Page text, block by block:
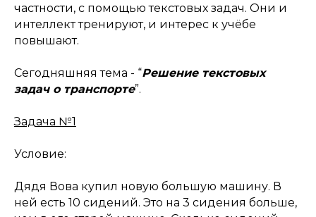
частности, с помощью текстовых задач. Они и
интеллект тренируют, и интерес к учёбе
повышают.
Сегодняшняя тема - “Решение текстовых
задач о транспорте”.
Задача №1
Условие:
Дядя Вова купил новую большую машину. В
ней есть 10 сидений. Это на 3 сидения больше,